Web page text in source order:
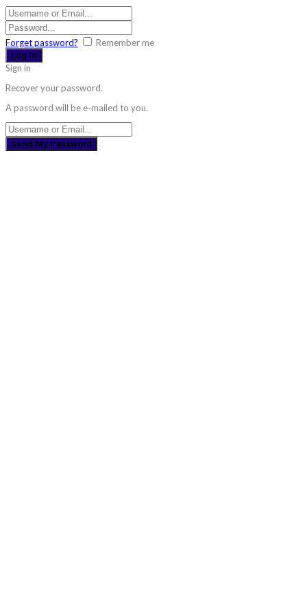
Forget password? Remember me
Sign in
Recover your password.
A password will be e-mailed to you.